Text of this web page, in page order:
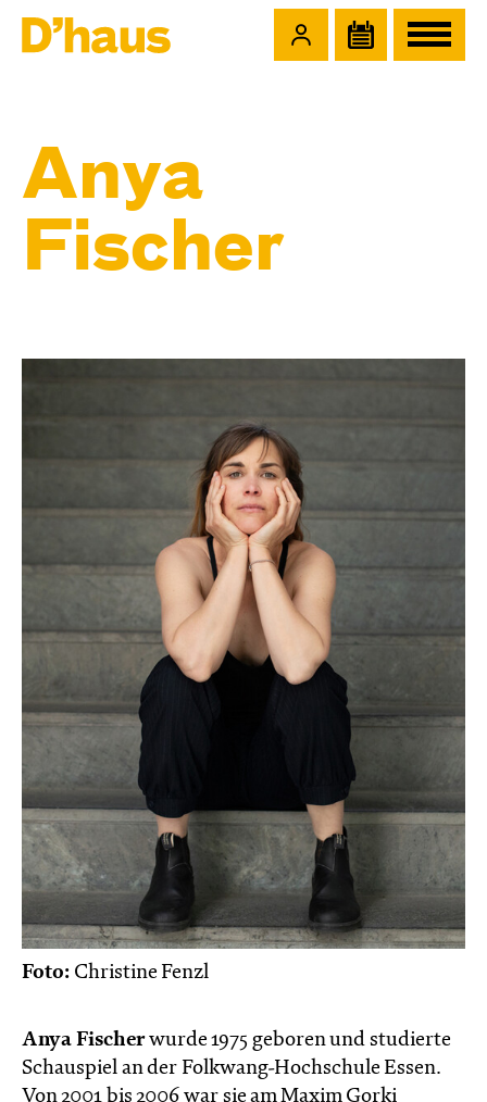
Anya
Fischer
Foto: Christine Fenzl
Anya Fischerwurde 1975 geboren und studierte
Schauspiel an der Folkwang-Hochschule Essen.
Von 2001 bis 2006 war sie am Maxim Gorki